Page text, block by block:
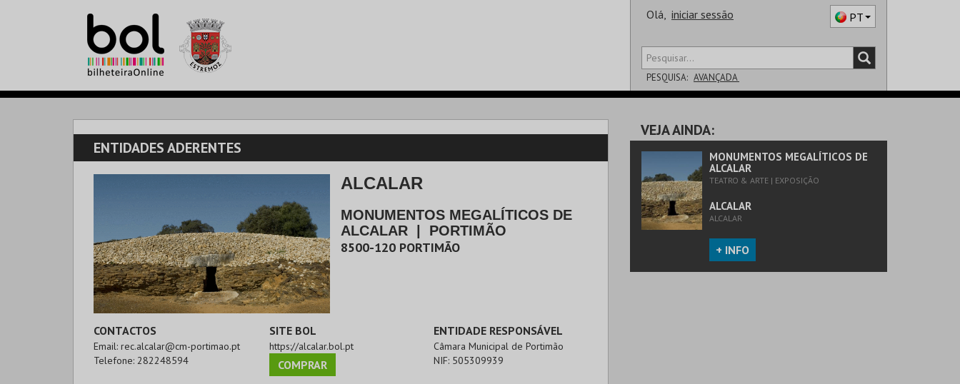
Olá, iniciar sessão PT
PESQUISA: AVANÇADA
SALA
ENTIDADES ADERENTES
ALCALAR
MONUMENTOS MEGALÍTICOS DE
ALCALAR
PORTIMÃO
8500-120 PORTIMÃO
CONTACTOS
Email: rec.alcalar@cm-portimao.pt
Telefone: 282248594
SITE BOL
https://alcalar.bol.pt
COMPRAR
ENTIDADE RESPONSÁVEL
Câmara Municipal de Portimão
NIF: 505309939
VEJA AINDA:
MONUMENTOS MEGALÍTICOS DE
ALCALAR
TEATRO & ARTE | EXPOSIÇÃO
ALCALAR
ALCALAR
+ INFO